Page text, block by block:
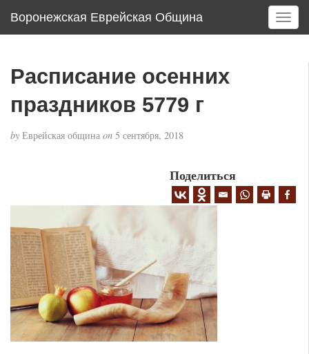
Воронежская Еврейская Община
T
o
a
t
Расписание осенних
праздников 5779 г
by Еврейская община on 5 сентября, 2018
Поделиться